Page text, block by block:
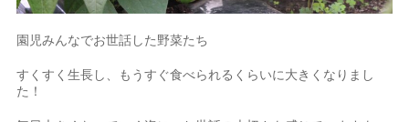
園児みんなでお世話した野菜たち
すくすく生長し、もうすぐ食べられるくらいに大きくなりまし
た！